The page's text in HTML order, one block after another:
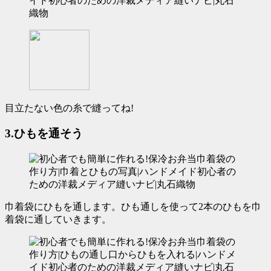
目立たない色の糸で縫ってね!
3.ひもを通そう
巾着袋にひもを通します。ひも通しを使って2本のひもを巾
着袋に通していきます。